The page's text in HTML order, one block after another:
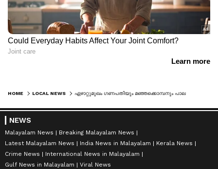
HOME LOCAL NEWS
NEWS
Malayalam News
Breaking Malayalam News
Latest Malayalam News
India News in Malayalam
Kerala News
Crime News
International News in Malayalam
Gulf News in Malayalam
Viral News